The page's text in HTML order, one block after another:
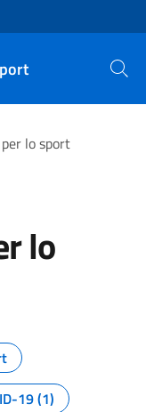
Cerca
lo sport
lo
19 (1)